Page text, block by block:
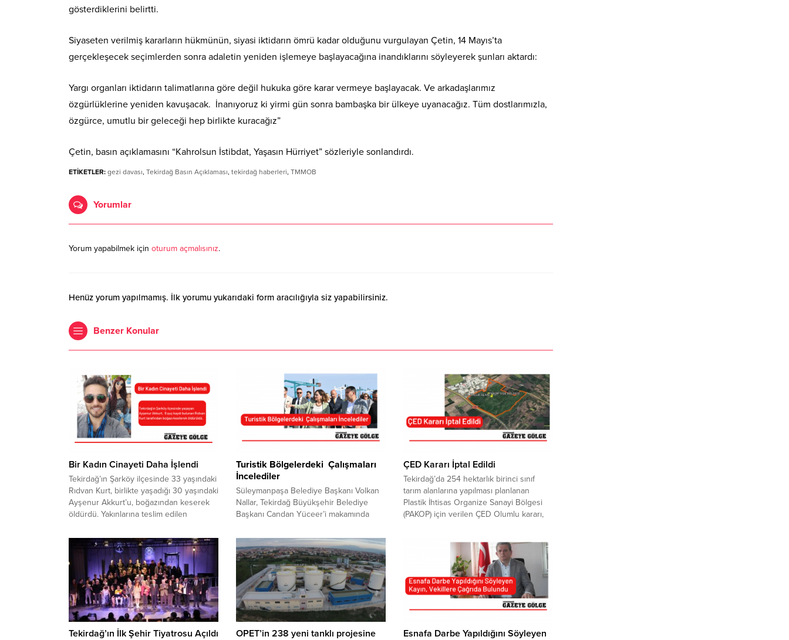
gösterdiklerini belirtti.
Siyaseten verilmiş kararların hükmünün, siyasi iktidarın ömrü kadar olduğunu vurgulayan Çetin, 14 Mayıs’ta
gerçekleşecek seçimlerden sonra adaletin yeniden işlemeye başlayacağına inandıklarını söyleyerek şunları aktardı:
Yargı organları iktidarın talimatlarına göre değil hukuka göre karar vermeye başlayacak. Ve arkadaşlarımız
özgürlüklerine yeniden kavuşacak. İnanıyoruz ki yirmi gün sonra bambaşka bir ülkeye uyanacağız. Tüm dostlarımızla,
özgürce, umutlu bir geleceği hep birlikte kuracağız”
Çetin, basın açıklamasını “Kahrolsun İstibdat, Yaşasın Hürriyet” sözleriyle sonlandırdı.
ETİKETLER: gezi davası, Tekirdağ Basın Açıklaması, tekirdağ haberleri, TMMOB
Yorumlar
Yorum yapabilmek için oturum açmalısınız.
Henüz yorum yapılmamış. İlk yorumu yukarıdaki form aracılığıyla siz yapabilirsiniz.
Benzer Konular
Bir Kadın Cinayeti Daha İşlendi
Tekirdağ’ın Şarköy ilçesinde 33 yaşındaki
Rıdvan Kurt, birlikte yaşadığı 30 yaşındaki
Ayşenur Akkurt’u, boğazından keserek
öldürdü. Yakınlarına teslim edilen
ardından şehir mezarlığına defnedildi.
Cinayetin ardından kendi bileklerini
keserek intihara teşebbüs eden Kurt’un
ise şehir hastanesinde ki tedavisi
sürüyor. Tekirdağ Şarköy’de, işçi olan
Rıdvan Kurt (33) ile...
Turistik Bölgelerdeki Çalışmaları
İncelediler
Süleymanpaşa Belediye Başkanı Volkan
Nallar, Tekirdağ Büyükşehir Belediye
Başkanı Candan Yüceer’i makamında
yaza hazırlanan bölgelerini birlikte
gezerek, çeşitli projeleri yerinde inceledi.
TURİSTİK BÖLGELERDEKİ ÇALIŞMALARI
GÖZLEMLEDİLER Başkan Nallar ve
Başkan Yüceer, Kumbağ Mahallesi
Gündal Halk Plajı, Altınova ve Alkaya Sahil
şeritleri ile Rumeli İskelesi’nde yürütülen
çalışmaları yerinde...
ÇED Kararı İptal Edildi
Tekirdağ’da 254 hektarlık birinci sınıf
tarım alanlarına yapılması planlanan
Plastik İhtisas Organize Sanayi Bölgesi
(PAKOP) için verilen ÇED Olumlu kararı,
verecek doğal dengenin bozulmasına
neden olacak projenin, hukuka aykırı
olduğuna hükmetti. Çevre zaferi
kazanıldığını söyleyen TMMOB Tekirdağ
Koordinasyon Kurulu...
Tekirdağ’ın İlk Şehir Tiyatrosu Açıldı
OPET’in 238 yeni tanklı projesine
Esnafa Darbe Yapıldığını Söyleyen